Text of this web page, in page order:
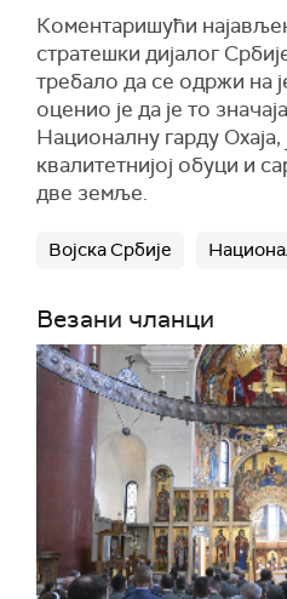
Коментаришући
стратешки дијалог
требало да се одржи на
оценио је да је то
Националну гарду
квалитетнијој обуци и
две земље.
Војска Србије
Везани чланци